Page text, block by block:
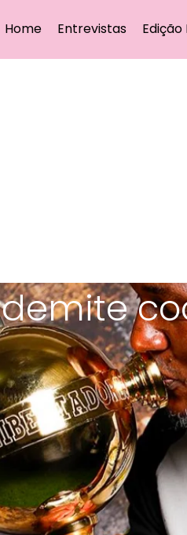
Home Entrevistas